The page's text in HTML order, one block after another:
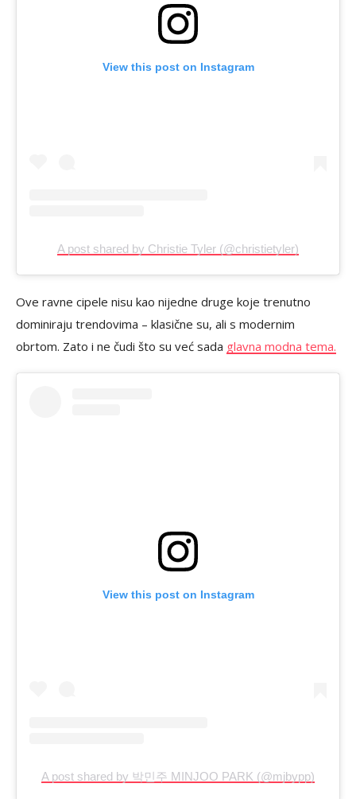
View this post on Instagram
A post shared by Christie Tyler (@christietyler)
Ove ravne cipele nisu kao nijedne druge koje trenutno
dominiraju trendovima – klasične su, ali s modernim
obrtom. Zato i ne čudi što su već sada glavna modna tema.
View this post on Instagram
A post shared by 박민주 MINJOO PARK (@mjbypp)